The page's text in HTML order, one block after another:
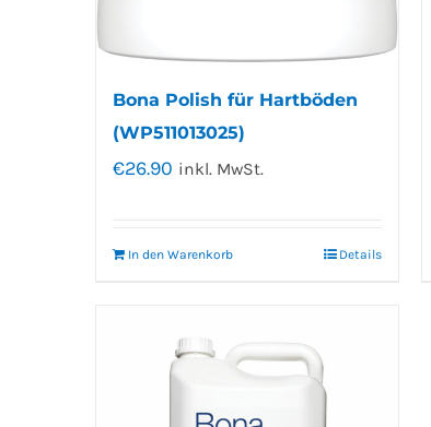
Bona Polish für Hartböden
(WP511013025)
€26.90 inkl. MwSt.
In den Warenkorb Details